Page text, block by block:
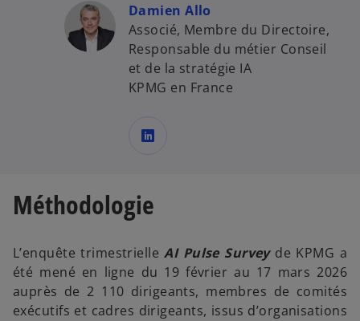
Damien Allo
Associé, Membre du Directoire,
Responsable du métier Conseil
et de la stratégie IA
KPMG en France
s
u
e
d
a
n
Méthodologie
L’enquête trimestrielle AI Pulse Surveyde KPMG a
été mené en ligne du 19 février au 17 mars 2026
auprès de 2 110 dirigeants, membres de comités
exécutifs et cadres dirigeants, issus d’organisations